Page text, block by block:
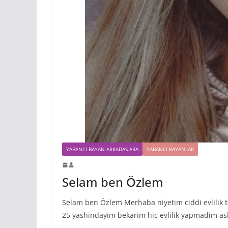
YABANCI BAYAN ARKADAS ARA YABANCI BAYANLAR
Selam ben Özlem
Selam ben Özlem Merhaba niyetim ciddi evlilik
25 yashindayim bekarim hic evlilik yapmadim